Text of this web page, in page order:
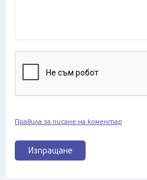
Изпращане
Правила за писане на коментар